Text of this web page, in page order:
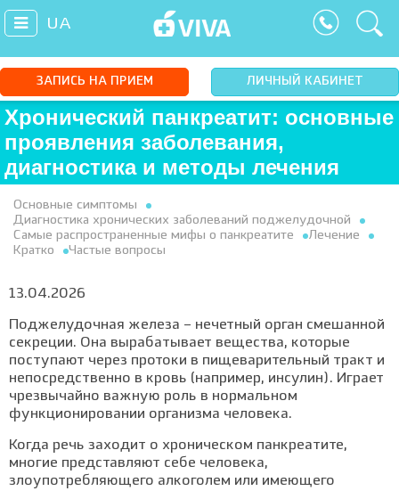
UA
ЗАПИСЬ НА ПРИЕМ ЛИЧНЫЙ КАБИНЕТ
Хронический панкреатит: основные
проявления заболевания,
диагностика и методы лечения
Основные симптомы
Диагностика хронических заболеваний поджелудочной
Самые распространенные мифы о панкреатите
Лечение
Кратко
Частые вопросы
13.04.2026
Поджелудочная железа – нечетный орган смешанной
секреции. Она вырабатывает вещества, которые
поступают через протоки в пищеварительный тракт и
непосредственно в кровь (например, инсулин). Играет
чрезвычайно важную роль в нормальном
функционировании организма человека.
Когда речь заходит о хроническом панкреатите,
многие представляют себе человека,
злоупотребляющего алкоголем или имеющего